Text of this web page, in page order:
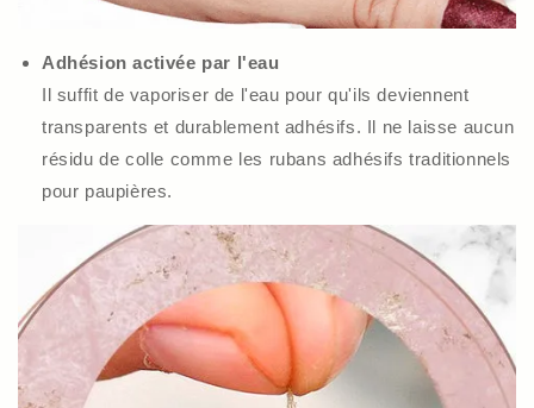
Adhésion activée par l'eau
Il suffit de vaporiser de l'eau pour qu'ils deviennent
transparents et durablement adhésifs. Il ne laisse aucun
résidu de colle comme les rubans adhésifs traditionnels
pour paupières.